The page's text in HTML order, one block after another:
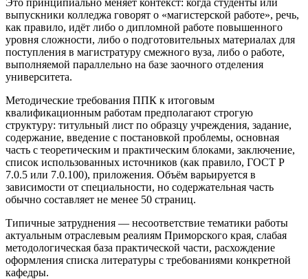
выпускники колледжа говорят о «магистерской работе», речь,
как правило, идёт либо о дипломной работе повышенного
уровня сложности, либо о подготовительных материалах для
поступления в магистратуру смежного вуза, либо о работе,
выполняемой параллельно на базе заочного отделения
университета.
Методические требования ППК к итоговым
квалификационным работам предполагают строгую
структуру: титульный лист по образцу учреждения, задание,
содержание, введение с постановкой проблемы, основная
часть с теоретическим и практическим блоками, заключение,
список использованных источников (как правило, ГОСТ Р
7.0.5 или 7.0.100), приложения. Объём варьируется в
зависимости от специальности, но содержательная часть
обычно составляет не менее 50 страниц.
Типичные затруднения — несоответствие тематики работы
актуальным отраслевым реалиям Приморского края, слабая
методологическая база практической части, расхождение
оформления списка литературы с требованиями конкретной
кафедры.